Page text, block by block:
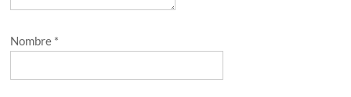
Nombre *